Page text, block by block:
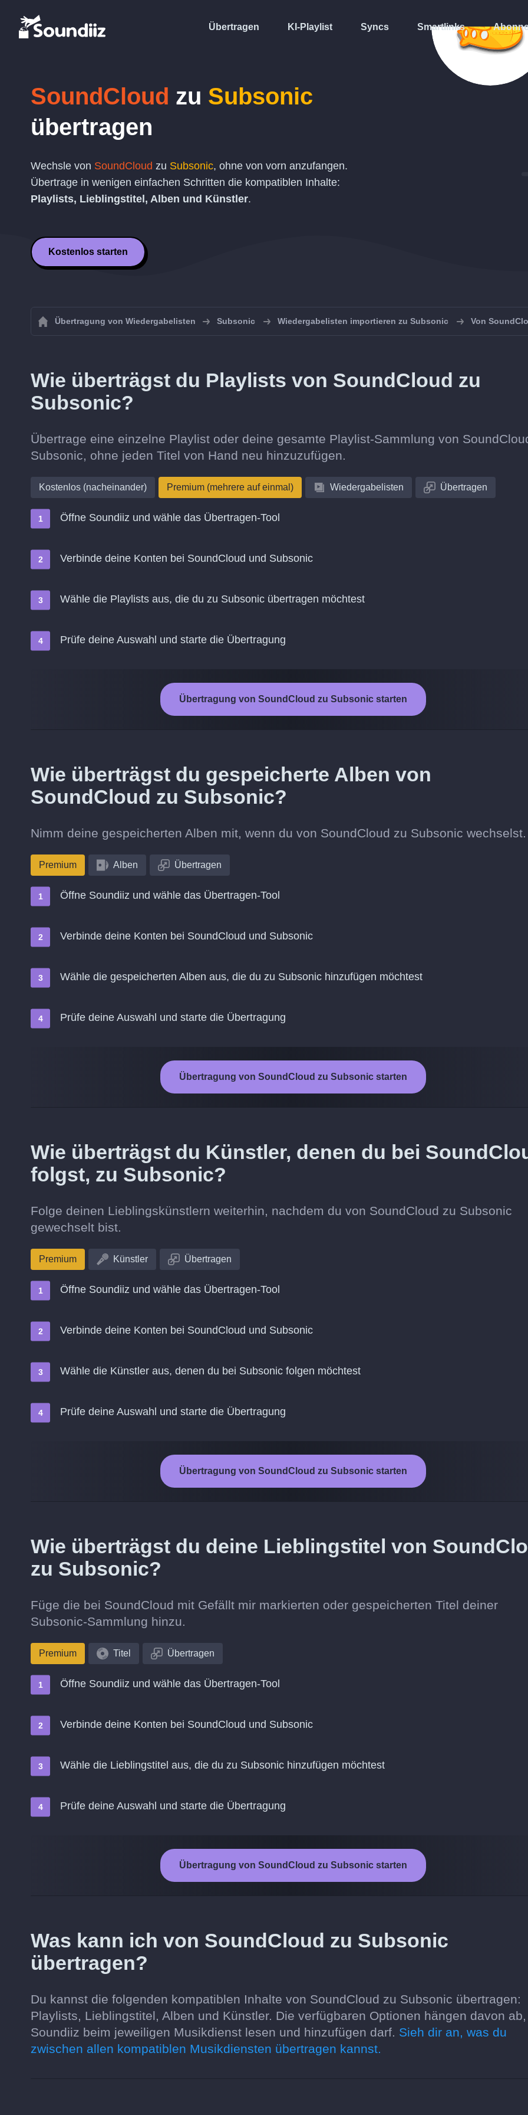
Übertragen KI-Playlist Syncs Smartlinks
SoundCloud zu Subsonic
übertragen
Wechsle von SoundCloud zu Subsonic, ohne von vorn anzufangen.
Übertrage in wenigen einfachen Schritten die kompatiblen Inhalte:
Playlists, Lieblingstitel, Alben und Künstler.
Kostenlos starten
Übertragung von Wiedergabelisten Subsonic Wiedergabelisten importieren zu Subsonic Von
Wie überträgst du Playlists von SoundCloud zu
Subsonic?
Übertrage eine einzelne Playlist oder deine gesamte Playlist-Sammlung von
Subsonic, ohne jeden Titel von Hand neu hinzuzufügen.
Kostenlos (nacheinander) Premium (mehrere auf einmal) Wiedergabelisten Übertragen
Öffne Soundiiz und wähle das Übertragen-Tool
Verbinde deine Konten bei SoundCloud und Subsonic
Wähle die Playlists aus, die du zu Subsonic übertragen möchtest
Prüfe deine Auswahl und starte die Übertragung
Übertragung von SoundCloud zu Subsonic starten
Wie überträgst du gespeicherte Alben von
SoundCloud zu Subsonic?
Nimm deine gespeicherten Alben mit, wenn du von SoundCloud zu Subsonic wechselst.
Premium Alben Übertragen
Öffne Soundiiz und wähle das Übertragen-Tool
Verbinde deine Konten bei SoundCloud und Subsonic
Wähle die gespeicherten Alben aus, die du zu Subsonic hinzufügen möchtest
Prüfe deine Auswahl und starte die Übertragung
Übertragung von SoundCloud zu Subsonic starten
Wie überträgst du Künstler, denen du bei
folgst, zu Subsonic?
Folge deinen Lieblingskünstlern weiterhin, nachdem du von SoundCloud zu Subsonic
gewechselt bist.
Premium Künstler Übertragen
Öffne Soundiiz und wähle das Übertragen-Tool
Verbinde deine Konten bei SoundCloud und Subsonic
Wähle die Künstler aus, denen du bei Subsonic folgen möchtest
Prüfe deine Auswahl und starte die Übertragung
Übertragung von SoundCloud zu Subsonic starten
Wie überträgst du deine Lieblingstitel von
zu Subsonic?
Füge die bei SoundCloud mit Gefällt mir markierten oder gespeicherten Titel deiner
Subsonic-Sammlung hinzu.
Premium Titel Übertragen
Öffne Soundiiz und wähle das Übertragen-Tool
Verbinde deine Konten bei SoundCloud und Subsonic
Wähle die Lieblingstitel aus, die du zu Subsonic hinzufügen möchtest
Prüfe deine Auswahl und starte die Übertragung
Übertragung von SoundCloud zu Subsonic starten
Was kann ich von SoundCloud zu Subsonic
übertragen?
Du kannst die folgenden kompatiblen Inhalte von SoundCloud zu Subsonic übertragen:
Playlists, Lieblingstitel, Alben und Künstler. Die verfügbaren Optionen hängen davon
Soundiiz beim jeweiligen Musikdienst lesen und hinzufügen darf. Sieh dir an, was du
zwischen allen kompatiblen Musikdiensten übertragen kannst.